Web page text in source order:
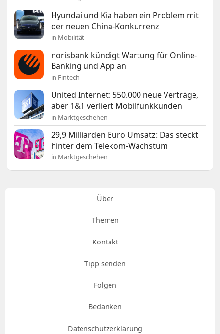
Hyundai und Kia haben ein Problem mit
der neuen China-Konkurrenz
in Mobilität
norisbank kündigt Wartung für Online-
Banking und App an
in Fintech
United Internet: 550.000 neue Verträge,
aber 1&1 verliert Mobilfunkkunden
in Marktgeschehen
29,9 Milliarden Euro Umsatz: Das steckt
hinter dem Telekom-Wachstum
in Marktgeschehen
Über
Themen
Kontakt
Tipp senden
Folgen
Bedanken
Datenschutzerklärung